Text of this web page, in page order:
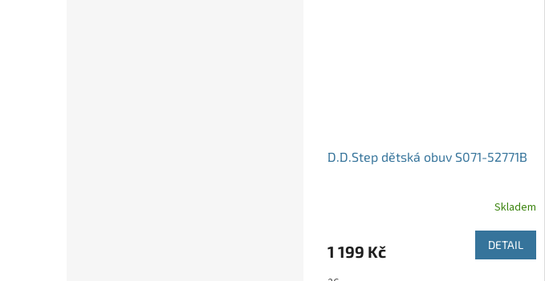
D.D.Step dětská obuv S071-52771B
Skladem
1 199 Kč DETAIL